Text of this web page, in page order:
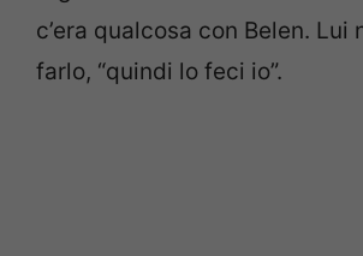
c’era qualcosa con Belen. Lui
farlo, “quindi lo feci io”.